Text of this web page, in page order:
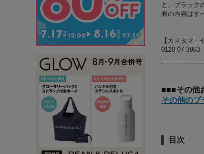
と、ブラック
面の内容はす
【カスタマ－
0120-07-3963
■■■その他
その他のブ
目次